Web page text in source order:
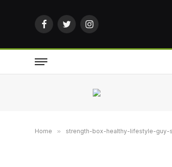
FacebookTwitterInstagram
Home » strength-box-healthy-lifestyle-guy-